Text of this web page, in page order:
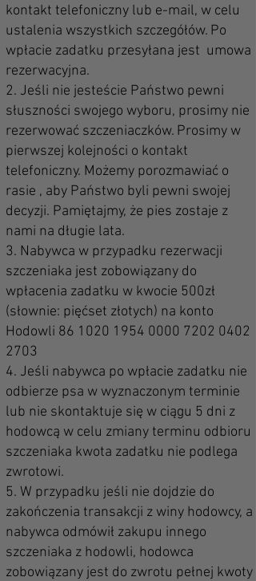
kontakt telefoniczny lub e-mail, w celu
ustalenia wszystkich szczegółów. Po
wpłacie zadatku przesyłana jest umowa
rezerwacyjna.
2. Jeśli nie jesteście Państwo pewni
słuszności swojego wyboru, prosimy nie
rezerwować szczeniaczków. Prosimy w
pierwszej kolejności o kontakt
telefoniczny. Możemy porozmawiać o
rasie , aby Państwo byli pewni swojej
decyzji. Pamiętajmy, że pies zostaje z
nami na długie lata.
3. Nabywca w przypadku rezerwacji
szczeniaka jest zobowiązany do
wpłacenia zadatku w kwocie 500zł
(słownie: pięćset złotych) na konto
Hodowli 86 1020 1954 0000 7202 0402
2703
4. Jeśli nabywca po wpłacie zadatku nie
odbierze psa w wyznaczonym terminie
lub nie skontaktuje się w ciągu 5 dni z
hodowcą w celu zmiany terminu odbioru
szczeniaka kwota zadatku nie podlega
zwrotowi.
5. W przypadku jeśli nie dojdzie do
zakończenia transakcji z winy hodowcy, a
nabywca odmówił zakupu innego
szczeniaka z hodowli, hodowca
zobowiązany jest do zwrotu pełnej kwoty